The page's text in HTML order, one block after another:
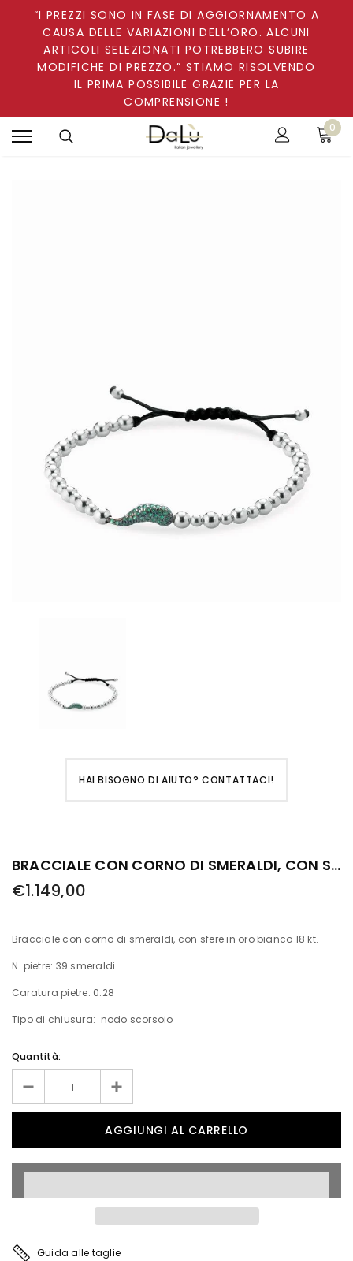
“I PREZZI SONO IN FASE DI AGGIORNAMENTO A
CAUSA DELLE VARIAZIONI DELL’ORO. ALCUNI
ARTICOLI SELEZIONATI POTREBBERO SUBIRE
MODIFICHE DI PREZZO.” STIAMO RISOLVENDO
IL PRIMA POSSIBILE GRAZIE PER LA
COMPRENSIONE !
0
HAI BISOGNO DI AIUTO? CONTATTACI!
BRACCIALE CON CORNO DI SMERALDI, CON SFERE IN ORO BIANCO
€1.149,00
Bracciale con corno di smeraldi, con sfere in oro bianco 18 kt.
N. pietre: 39 smeraldi
Caratura pietre: 0.28
Tipo di chiusura: nodo scorsoio
Quantità:
Guida alle taglie